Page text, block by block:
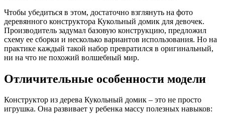
Чтобы убедиться в этом, достаточно взглянуть на фото
деревянного конструктора Кукольный домик для девочек.
Производитель задумал базовую конструкцию, предложил
схему ее сборки и несколько вариантов использования. Но на
практике каждый такой набор превратился в оригинальный,
ни на что не похожий волшебный мир.
Отличительные особенности модели
Конструктор из дерева Кукольный домик – это не просто
игрушка. Она развивает у ребенка массу полезных навыков: